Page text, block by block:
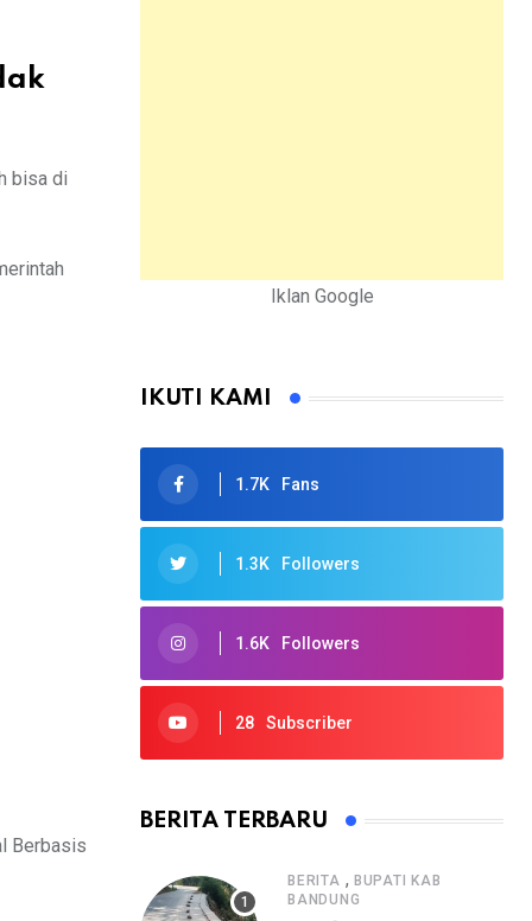
bisa di
Berbasis
Iklan Google
IKUTI KAMI
1.7K Fans
1.3K Followers
1.6K Followers
28 Subscriber
BERITA TERBARU
BERITA , BUPATI KAB
BANDUNG